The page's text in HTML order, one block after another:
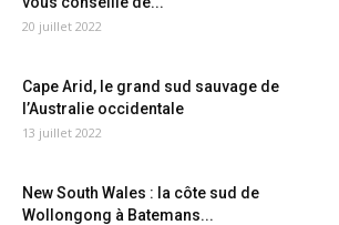
20 juillet 2022
Cape Arid, le grand sud sauvage de
l’Australie occidentale
13 juillet 2022
New South Wales : la côte sud de
Wollongong à Batemans...